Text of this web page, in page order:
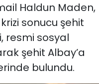
Haldun Maden,
sonucu şehit
resmi sosyal
şehit Albay’a
bulundu.